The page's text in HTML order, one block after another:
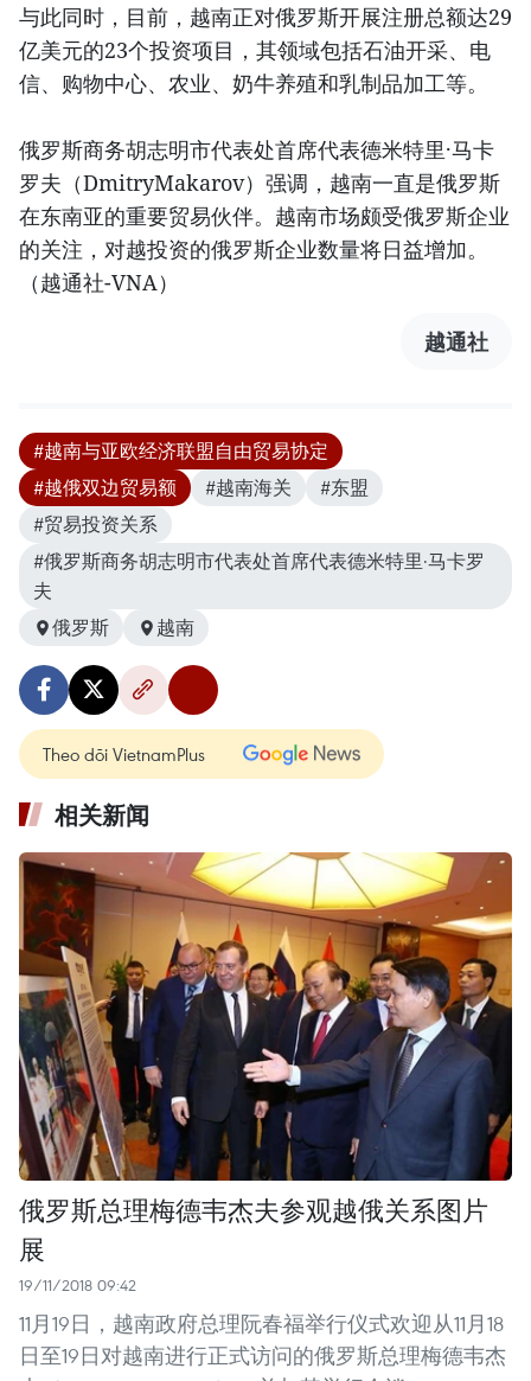
与此同时，目前，越南正对俄罗斯开展注册总额达29
亿美元的23个投资项目，其领域包括石油开采、电
信、购物中心、农业、奶牛养殖和乳制品加工等。
俄罗斯商务胡志明市代表处首席代表德米特里·马卡
罗夫（DmitryMakarov）强调，越南一直是俄罗斯
在东南亚的重要贸易伙伴。越南市场颇受俄罗斯企业
的关注，对越投资的俄罗斯企业数量将日益增加。
（越通社-VNA）
越通社
#越南与亚欧经济联盟自由贸易协定
#越俄双边贸易额
#越南海关
#东盟
#贸易投资关系
#俄罗斯商务胡志明市代表处首席代表德米特里·马卡罗
夫
俄罗斯
越南
Theo dõi VietnamPlus
相关新闻
俄罗斯总理梅德韦杰夫参观越俄关系图片
展
19/11/2018 09:42
11月19日，越南政府总理阮春福举行仪式欢迎从11月18
日至19日对越南进行正式访问的俄罗斯总理梅德韦杰